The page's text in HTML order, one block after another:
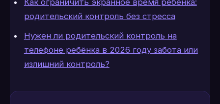
Как ограничить экранное время ребенка:
родительский контроль без стресса
Нужен ли родительский контроль на
телефоне ребёнка в 2026 году забота или
излишний контроль?